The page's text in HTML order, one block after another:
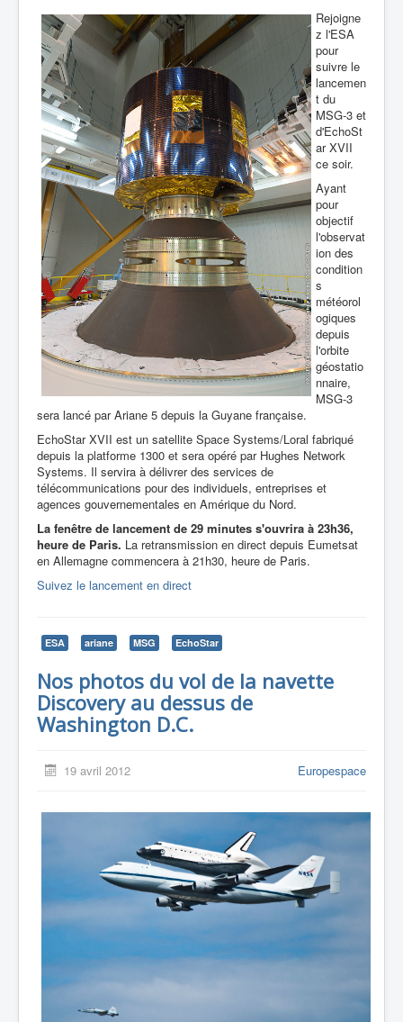
Rejoigne
z l'ESA
pour
suivre le
lancemen
t du
MSG-3 et
d'EchoSt
ar XVII
ce soir.
Ayant
pour
objectif
l'observat
ion des
condition
s
météorol
ogiques
depuis
l'orbite
géostatio
nnaire,
MSG-3
sera lancé par Ariane 5 depuis la Guyane française.
EchoStar XVII est un satellite Space Systems/Loral fabriqué
depuis la platforme 1300 et sera opéré par Hughes Network
Systems. Il servira à délivrer des services de
télécommunications pour des individuels, entreprises et
agences gouvernementales en Amérique du Nord.
La fenêtre de lancement de 29 minutes s'ouvrira à 23h36,
heure de Paris. La retransmission en direct depuis Eumetsat
en Allemagne commencera à 21h30, heure de Paris.
Suivez le lancement en direct
ESA ariane MSG EchoStar
Nos photos du vol de la navette
Discovery au dessus de
Washington D.C.
19 avril 2012 Europespace